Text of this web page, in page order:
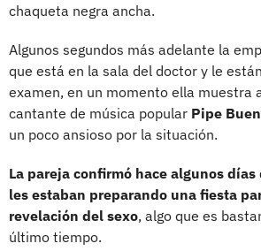
chaqueta negra ancha.
Algunos segundos más adelante la
que está en la sala del doctor y le
examen, en un momento ella muestra
cantante de música popular Pipe
un poco ansioso por la situación.
La pareja confirmó hace algunos
les estaban preparando una fiesta
revelación del sexo, algo que es
último tiempo.